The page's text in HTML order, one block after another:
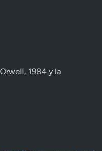
1984 y la